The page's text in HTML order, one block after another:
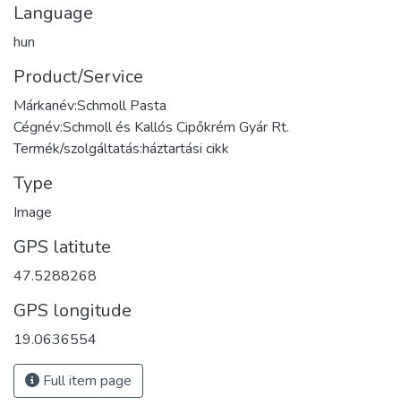
Language
hun
Product/Service
Márkanév:Schmoll Pasta
Cégnév:Schmoll és Kallós Cipőkrém Gyár Rt.
Termék/szolgáltatás:háztartási cikk
Type
Image
GPS latitute
47.5288268
GPS longitude
19.0636554
Full item page